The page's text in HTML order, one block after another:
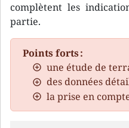
complètent les
partie.
Points forts :
une étude de
des données
la prise en